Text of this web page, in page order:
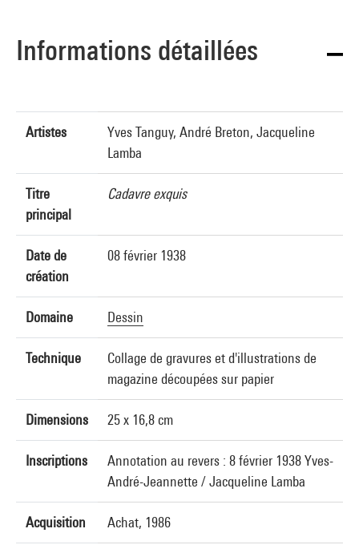
Informations détaillées
Artistes
Yves Tanguy, André Breton, Jacqueline
Lamba
Titre
principal
Cadavre exquis
Date de
création
08 février 1938
Domaine Dessin
Technique
Collage de gravures et d'illustrations de
magazine découpées sur papier
Dimensions 25 x 16,8 cm
Inscriptions
Annotation au revers : 8 février 1938 Yves-
André-Jeannette / Jacqueline Lamba
Acquisition Achat, 1986